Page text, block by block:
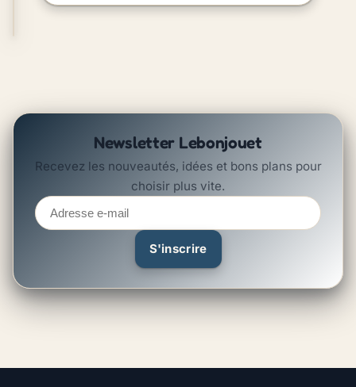
Newsletter Lebonjouet
Recevez les nouveautés, idées et bons plans pour
choisir plus vite.
Adresse
e-
S'inscrire